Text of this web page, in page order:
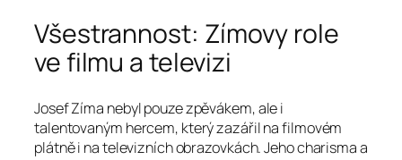
Všestrannost: Zímovy role
ve filmu a televizi
Josef Zíma nebyl pouze zpěvákem, ale i
talentovaným hercem, který zazářil na filmovém
plátně i na televizních obrazovkách. Jeho charisma a